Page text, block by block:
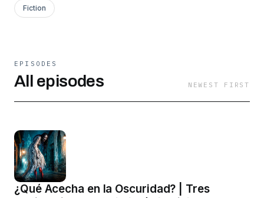
Fiction
EPISODES
All episodes NEWEST FIRST
¿Qué Acecha en la Oscuridad? | Tres